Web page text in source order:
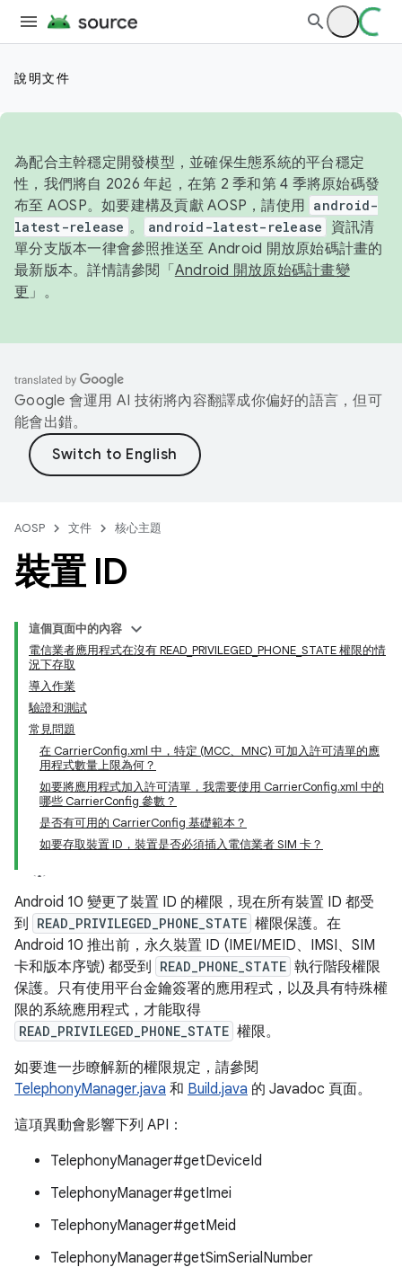
說明文件
為配合主幹穩定開發模型，並確保生態系統的平台穩定
性，我們將自 2026 年起，在第 2 季和第 4 季將原始碼發
布至 AOSP。如要建構及貢獻 AOSP，請使用 android-
latest-release 。 android-latest-release
資訊清
單分支版本一律會參照推送至 Android 開放原始碼計畫的
最新版本。詳情請參閱「 Android 開放原始碼計畫變
更 」。
Google 會運用 AI 技術將內容翻譯成你偏好的語言，但可
能會出錯。
AOSP 文件 核心主題
裝置 ID
這個頁面中的內容
電信業者應用程式在沒有 READ_PRIVILEGED_PHONE_STATE 權限的情
況下存取
導入作業
驗證和測試
常見問題
在 CarrierConfig.xml 中，特定 (MCC、MNC) 可加入許可清單的應
用程式數量上限為何？
如要將應用程式加入許可清單，我需要使用 CarrierConfig.xml 中的
哪些 CarrierConfig 參數？
是否有可用的 CarrierConfig 基礎範本？
如要存取裝置 ID，裝置是否必須插入電信業者 SIM 卡？
Android 10 變更了裝置 ID 的權限，現在所有裝置 ID 都受
到
READ_PRIVILEGED_PHONE_STATE 權限保護。在
Android 10 推出前，永久裝置 ID (IMEI/MEID、IMSI、SIM
卡和版本序號) 都受到
READ_PHONE_STATE 執行階段權限
保護。只有使用平台金鑰簽署的應用程式，以及具有特殊權
限的系統應用程式，才能取得
READ_PRIVILEGED_PHONE_STATE 權限。
如要進一步瞭解新的權限規定，請參閱
TelephonyManager.java 和 Build.java 的 Javadoc 頁面。
這項異動會影響下列 API：
TelephonyManager#getDeviceId
TelephonyManager#getImei
TelephonyManager#getMeid
TelephonyManager#getSimSerialNumber